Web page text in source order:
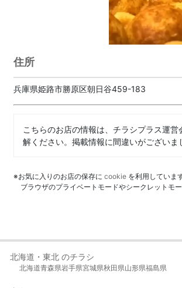
住所
兵庫県姫路市勝原区朝日谷459-183
こちらのお店の情報は、チラシプラス運
解ください。掲載情報に間違いがございま
※お気に入りのお店の保存に cookie を利用しています
ブラウザのプライベートモードやシークレットモ
北海道・東北 のチラシ
北海道青森県岩手県宮城県秋田県山形県福島県